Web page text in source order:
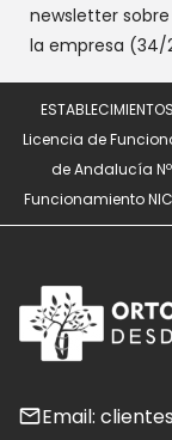
newsletter
la empresa (34/
Licencia de
de Andalucía
Funcionamiento
Email: